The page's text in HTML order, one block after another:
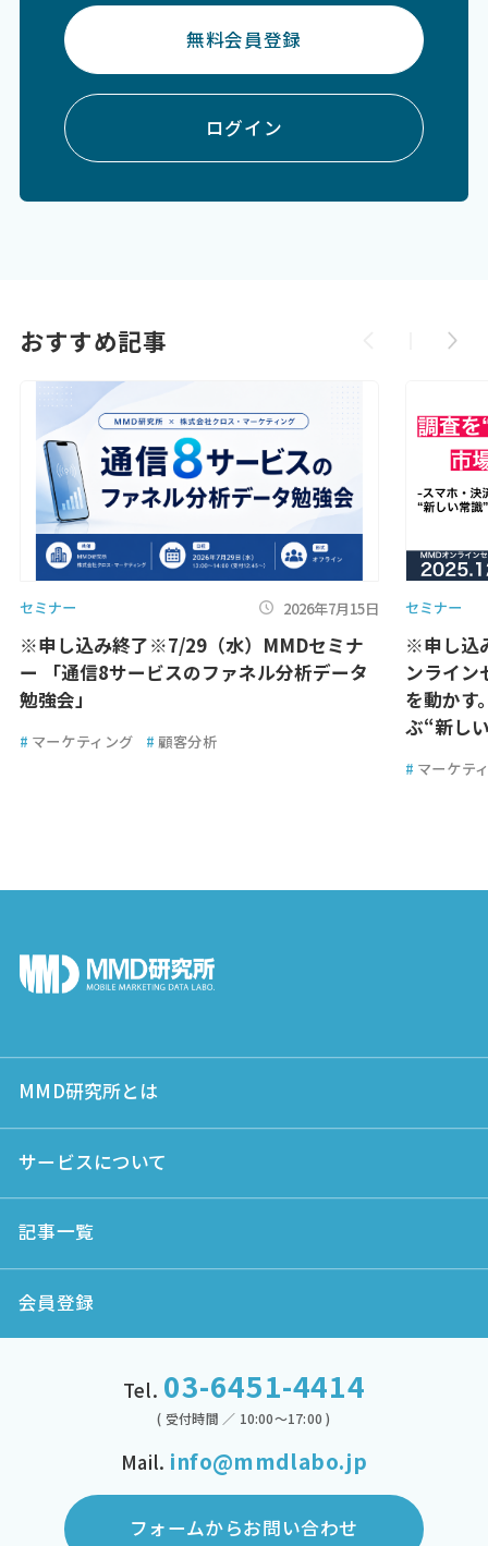
無料会員登録
ログイン
おすすめ記事
セミナー 2026年7月15日
※申し込み終了※7/29（水）MMDセミナ
ー 「通信8サービスのファネル分析データ
勉強会」
# マーケティング # 顧客分析
セミナー
※申し込
ンライン
を動かす
ぶ“新し
# マーケテ
MMD研究所とは
サービスについて
記事一覧
会員登録
Tel. 03-6451-4414
( 受付時間 ／ 10:00～17:00 )
Mail. info@mmdlabo.jp
フォームからお問い合わせ